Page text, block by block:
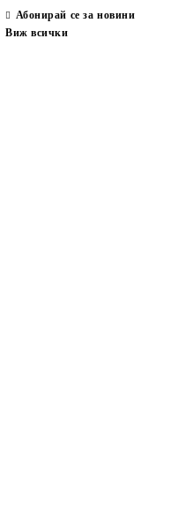
Гранитогрес LESY GREY
GOLD 60х120см, тип
СТЕННИ ПЛОЧКИ
30X90CM, ГЛАНЦ
Абонирай се за новини
Виж всички